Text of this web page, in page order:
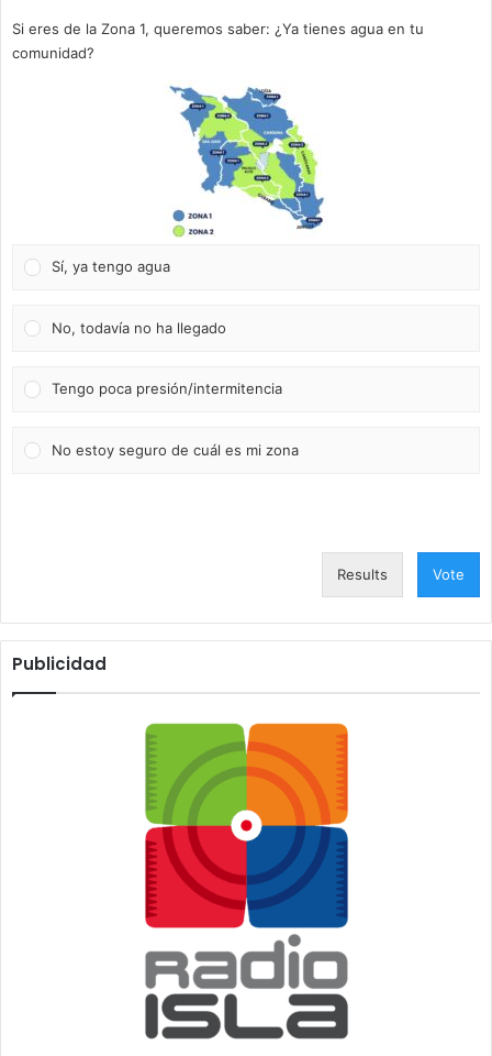
Si eres de la Zona 1, queremos saber: ¿Ya tienes agua en tu
comunidad?
Sí, ya tengo agua
No, todavía no ha llegado
Tengo poca presión/intermitencia
No estoy seguro de cuál es mi zona
Results Vote
Publicidad